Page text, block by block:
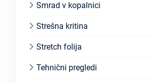
Smrad v kopalnici
Strešna kritina
Stretch folija
Tehnični pregledi